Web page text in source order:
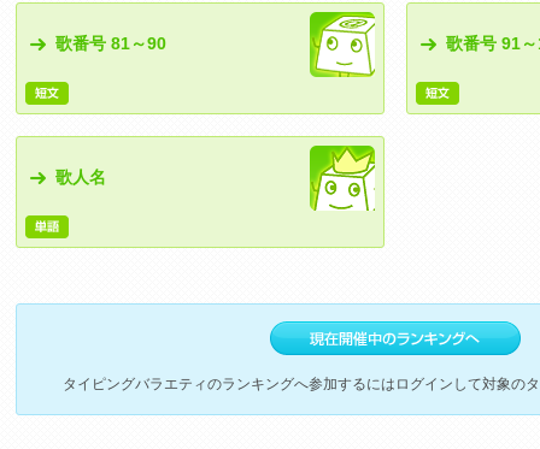
歌番号 81～90 歌番号 91
歌人名
タイピングバラエティのランキングへ参加するにはログインして対象の